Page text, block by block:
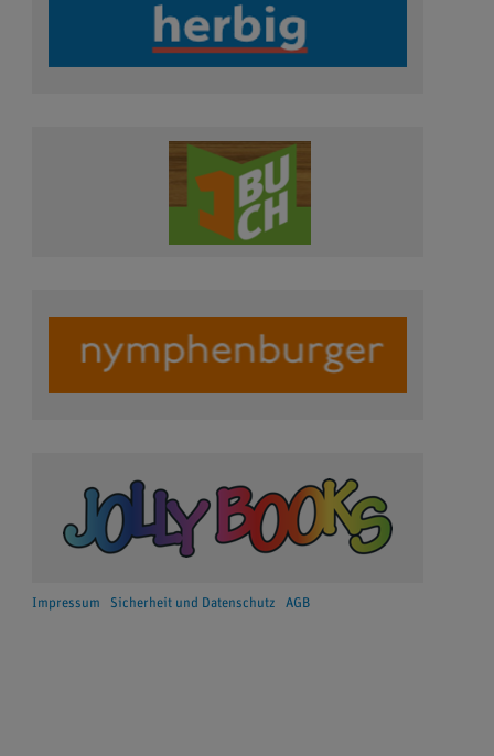
Impressum Sicherheit und Datenschutz AGB